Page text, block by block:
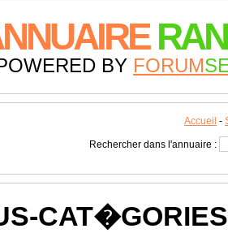
BY FORUM
Accueil -
Rechercher dans l'annuaire :
CAT�GORIES